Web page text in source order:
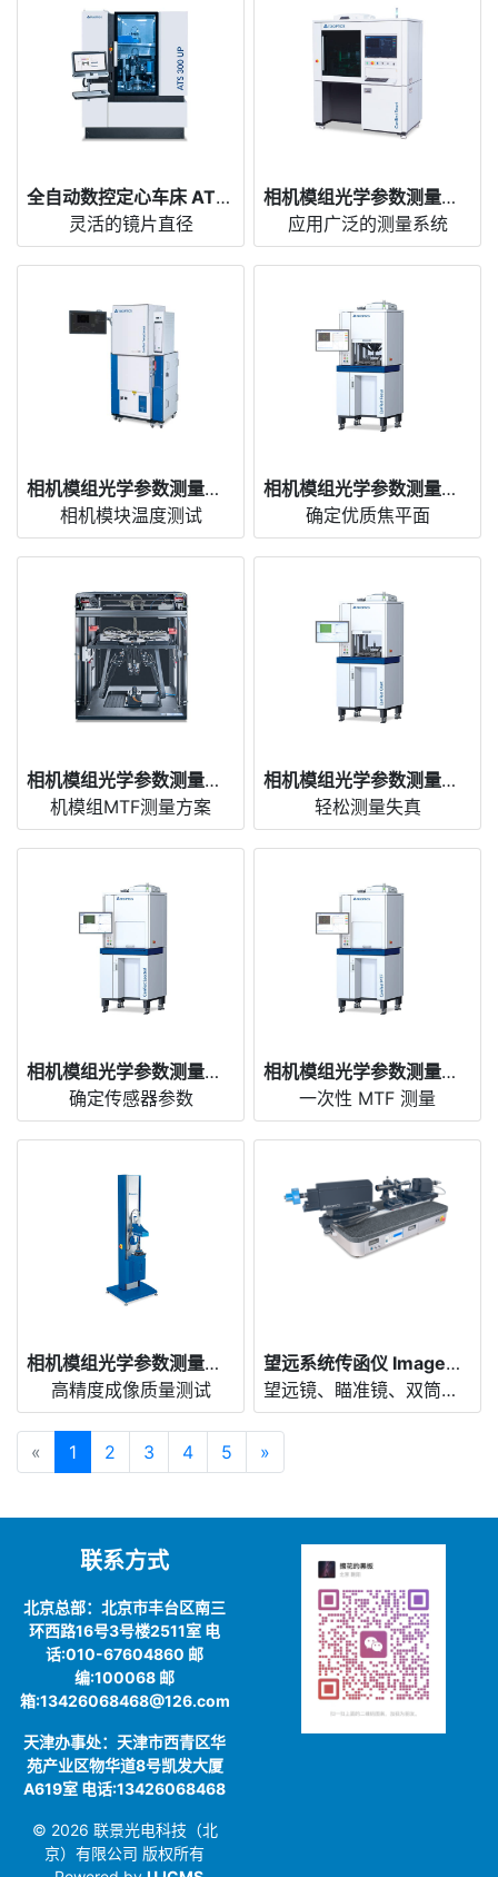
全自动数控定心车床 ATS 300 UP
灵活的镜片直径
相机模组光学参数测量仪 CamTest Smart
应用广泛的测量系统
相机模组光学参数测量仪 CamTest TempControl
相机模块温度测试
相机模组光学参数测量仪 CamTest Focus
确定优质焦平面
相机模组光学参数测量仪 CamTest Focus OEM
机模组MTF测量方案
相机模组光学参数测量仪 CamTest Chart
轻松测量失真
相机模组光学参数测量仪 CamTest Spectral
确定传感器参数
相机模组光学参数测量仪 CamTest MTF
一次性 MTF 测量
相机模组光学参数测量仪 CamTest R&D
高精度成像质量测试
望远系统传函仪 ImageMaster® Afocal
望远镜、瞄准镜、双筒望远镜和观鸟镜的成像质量测试
« 1 2 3 4 5 »
联系方式
北京总部：北京市丰台区南三
环西路16号3号楼2511室 电
话:010-67604860 邮
编:100068 邮
箱:13426068468@126.com
天津办事处：天津市西青区华
苑产业区物华道8号凯发大厦
A619室 电话:13426068468
© 2026 联景光电科技（北
京）有限公司 版权所有